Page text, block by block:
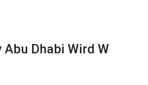
Abu Dhabi Wird W